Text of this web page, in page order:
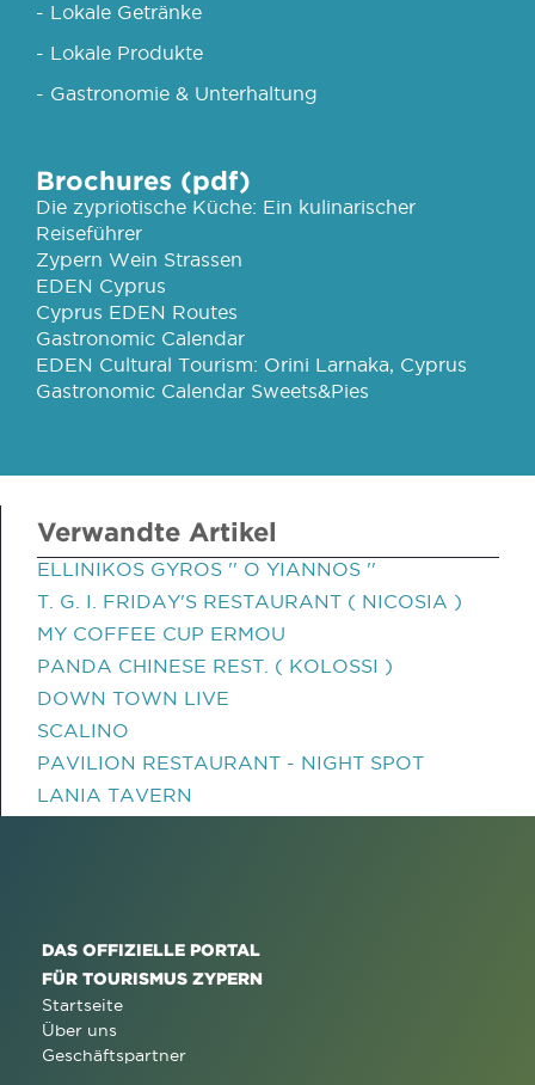
- Lokale Getränke
- Lokale Produkte
- Gastronomie & Unterhaltung
Brochures (pdf)
Die zypriotische Küche: Ein kulinarischer
Reiseführer
Zypern Wein Strassen
EDEN Cyprus
Cyprus EDEN Routes
Gastronomic Calendar
EDEN Cultural Tourism: Orini Larnaka, Cyprus
Gastronomic Calendar Sweets&Pies
Verwandte Artikel
ELLINIKOS GYROS '' O YIANNOS ''
T. G. I. FRIDAY'S RESTAURANT ( NICOSIA )
MY COFFEE CUP ERMOU
PANDA CHINESE REST. ( KOLOSSI )
DOWN TOWN LIVE
SCALINO
PAVILION RESTAURANT - NIGHT SPOT
LANIA TAVERN
DAS OFFIZIELLE PORTAL
FÜR TOURISMUS ZYPERN
Startseite
Über uns
Geschäftspartner